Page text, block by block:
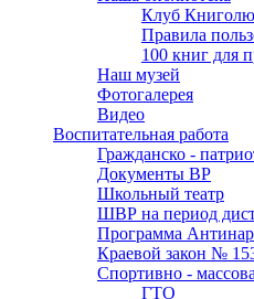
Клуб
Правила
100 книг для
Наш музей
Фотогалерея
Видео
Воспитательная работа
Гражданско -
Документы ВР
Школьный театр
ШВР на период
Программа
Краевой закон №
Спортивно -
ГТО